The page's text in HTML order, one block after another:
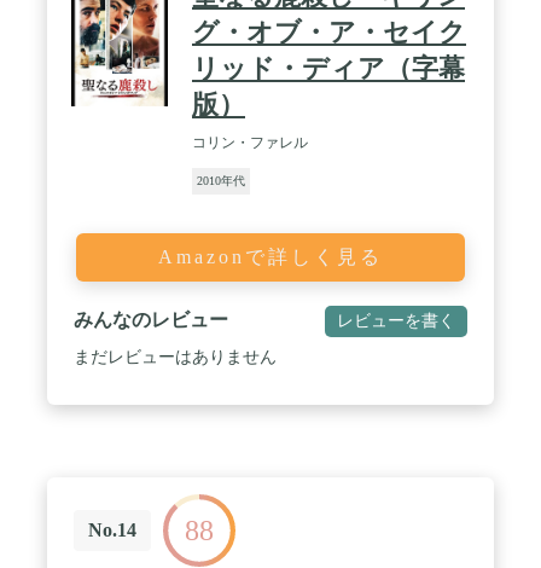
グ・オブ・ア・セイク
リッド・ディア（字幕
版）
コリン・ファレル
2010年代
Amazonで詳しく見る
みんなのレビュー レビューを書く
まだレビューはありません
No.14 88